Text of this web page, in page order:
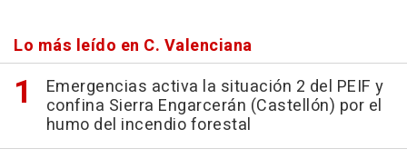
Lo más leído en C. Valenciana
Emergencias activa la situación 2 del PEIF y
confina Sierra Engarcerán (Castellón) por el
humo del incendio forestal